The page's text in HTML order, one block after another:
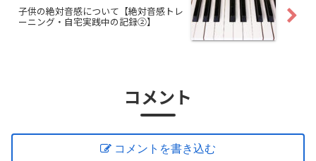
子供の絶対音感について【絶対音感トレ
ーニング・自宅実践中の記録②】
コメント
コメントを書き込む